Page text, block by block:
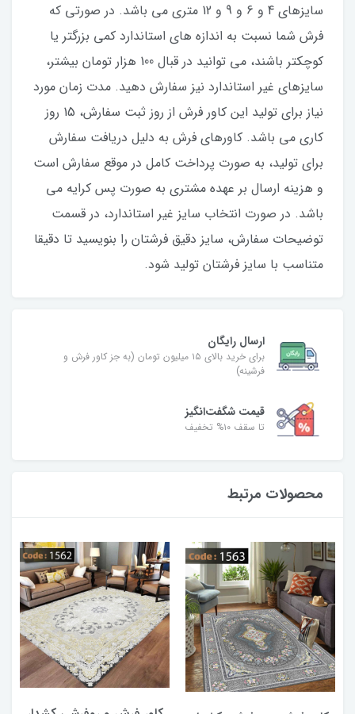
سایزهای 4 و 6 و 9 و 12 متری می باشد. در صورتی که
فرش شما نسبت به اندازه های استاندارد کمی بزرگتر یا
کوچکتر باشند، می توانید در قبال 100 هزار تومان بیشتر،
سایزهای غیر استاندارد نیز سفارش دهید. مدت زمان مورد
نیاز برای تولید این کاور فرش از روز ثبت سفارش، 15 روز
کاری می باشد. کاورهای فرش به دلیل دریافت سفارش
برای تولید، به صورت پرداخت کامل در موقع سفارش است
و هزینه ارسال بر عهده مشتری به صورت پس کرایه می
باشد. در صورت انتخاب سایز غیر استاندارد، در قسمت
توضیحات سفارش، سایز دقیق فرشتان را بنویسید تا دقیقا
متناسب با سایز فرشتان تولید شود.
ارسال رایگان
برای خرید بالای ۱۵ میلیون تومان (به جز کاور فرش و
فرشینه)
قیمت شگفت‌انگیز
تا سقف ۱۰% تخفیف
محصولات مرتبط